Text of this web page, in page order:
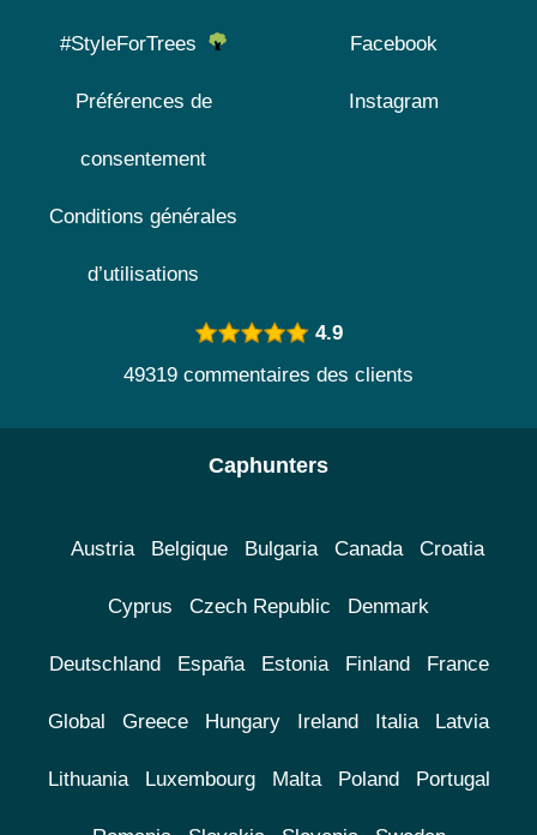
#StyleForTrees
Préférences de
consentement
Conditions générales
d’utilisations
Facebook
Instagram
4.9
49319 commentaires des clients
Caphunters
Austria Belgique Bulgaria Canada Croatia
Cyprus Czech Republic Denmark
Deutschland España Estonia Finland France
Global Greece Hungary Ireland Italia Latvia
Lithuania Luxembourg Malta Poland Portugal